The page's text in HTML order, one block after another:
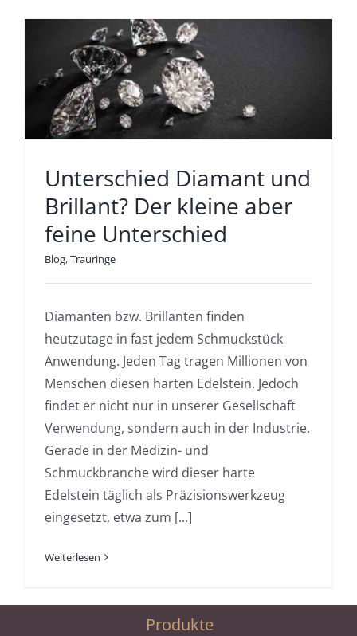
Unterschied Diamant und
Brillant? Der kleine aber
feine Unterschied
Blog,Trauringe
Diamanten bzw. Brillanten finden
heutzutage in fast jedem Schmuckstück
Anwendung. Jeden Tag tragen Millionen von
Menschen diesen harten Edelstein. Jedoch
findet er nicht nur in unserer Gesellschaft
Verwendung, sondern auch in der Industrie.
Gerade in der Medizin- und
Schmuckbranche wird dieser harte
Edelstein täglich als Präzisionswerkzeug
eingesetzt, etwa zum [...]
Weiterlesen
Produkte